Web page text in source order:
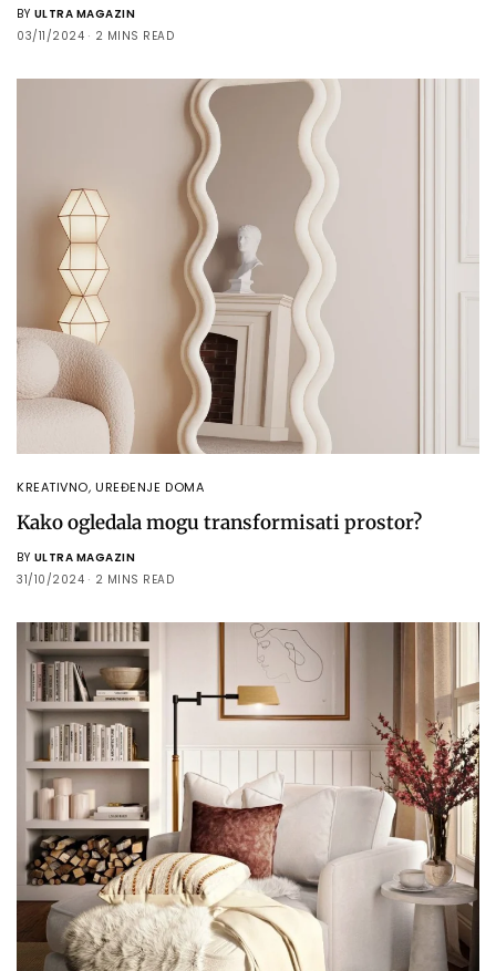
BY ULTRA MAGAZIN
03/11/2024
2 MINS READ
KREATIVNO,UREĐENJE DOMA
Kako ogledala mogu transformisati prostor?
BY ULTRA MAGAZIN
31/10/2024
2 MINS READ